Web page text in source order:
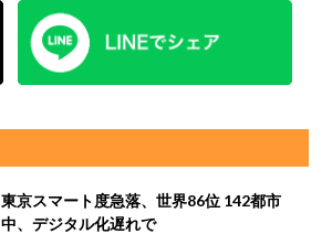
東京スマート度急落、世界86位 142都市
中、デジタル化遅れで